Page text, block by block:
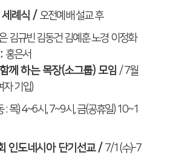
세례식/오전예배 설교 후
김규빈 김동건 김예훈 노경 이정화
: 홍은서
께 하는 목장(소그룹) 모임/ 7월
자 기입)
:목) 4~6시 , 7~9시 ,금(공휴일) 10~1
인도네시아 단기선교/ 7/1(수)-7